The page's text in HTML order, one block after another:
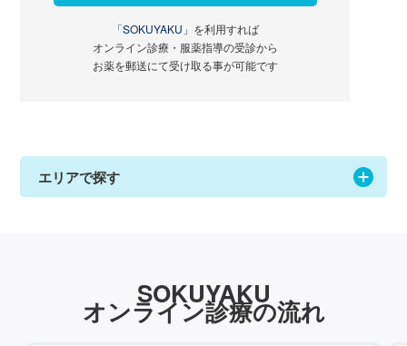
「SOKUYAKU」 を利用すれば
オンライン診療・服薬指導の受診から
お薬を郵送にて受け取る事が可能です
エリアで探す
SOKUYAKU
オンライン診療の流れ